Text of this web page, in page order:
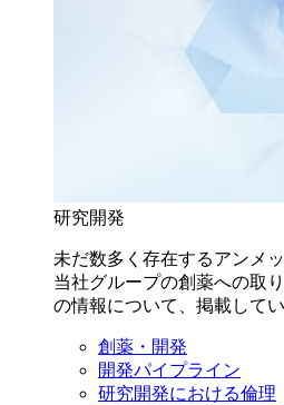
研究開発
未だ数多く存在するアンメ
当社グループの創薬への取
の情報について、掲載してい
創薬・開発
開発パイプライン
研究開発における倫理